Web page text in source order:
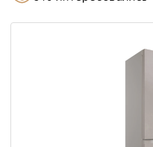
Духовые шкафы